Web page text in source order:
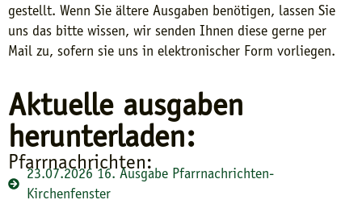
gestellt. Wenn Sie ältere Ausgaben benötigen, lassen Sie
uns das bitte wissen, wir senden Ihnen diese gerne per
Mail zu, sofern sie uns in elektronischer Form vorliegen.
Aktuelle ausgaben
herunterladen:
Pfarrnachrichten:
23.07.2026 16. Ausgabe Pfarrnachrichten-
Kirchenfenster